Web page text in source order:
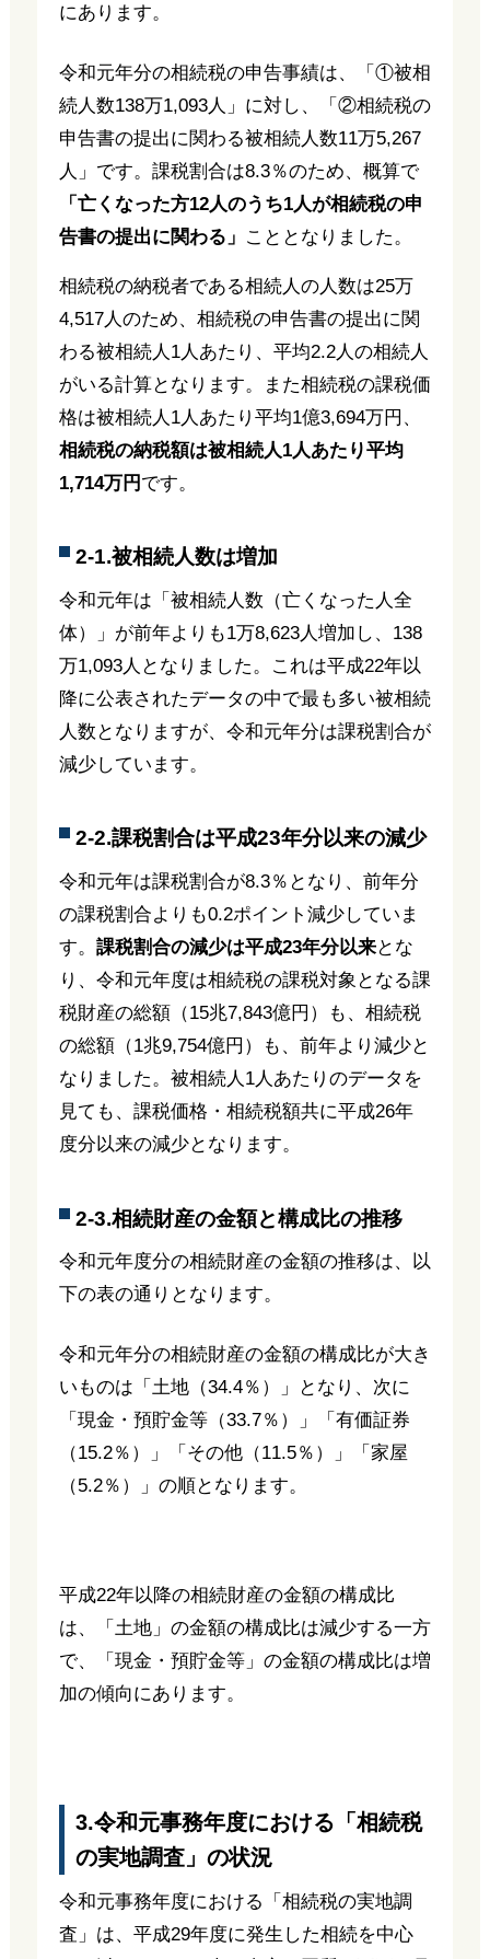
にあります。
令和元年分の相続税の申告事績は、「①被相
続人数138万1,093人」に対し、「②相続税の
申告書の提出に関わる被相続人数11万5,267
人」です。課税割合は8.3％のため、概算で
「亡くなった方12人のうち1人が相続税の申
告書の提出に関わる」 こととなりました。
相続税の納税者である相続人の人数は25万
4,517人のため、相続税の申告書の提出に関
わる被相続人1人あたり、平均2.2人の相続人
がいる計算となります。また相続税の課税価
格は被相続人1人あたり平均1億3,694万円、
相続税の納税額は被相続人1人あたり平均
1,714万円 です。
2-1.被相続人数は増加
令和元年は「被相続人数（亡くなった人全
体）」が前年よりも1万8,623人増加し、138
万1,093人となりました。これは平成22年以
降に公表されたデータの中で最も多い被相続
人数となりますが、令和元年分は課税割合が
減少しています。
2-2.課税割合は平成23年分以来の減少
令和元年は課税割合が8.3％となり、前年分
の課税割合よりも0.2ポイント減少していま
す。 課税割合の減少は平成23年分以来とな
り、令和元年度は相続税の課税対象となる課
税財産の総額（15兆7,843億円）も、相続税
の総額（1兆9,754億円）も、前年より減少と
なりました。被相続人1人あたりのデータを
見ても、課税価格・相続税額共に平成26年
度分以来の減少となります。
2-3.相続財産の金額と構成比の推移
令和元年度分の相続財産の金額の推移は、以
下の表の通りとなります。
令和元年分の相続財産の金額の構成比が大き
いものは「土地（34.4％）」となり、次に
「現金・預貯金等（33.7％）」「有価証券
（15.2％）」「その他（11.5％）」「家屋
（5.2％）」の順となります。
平成22年以降の相続財産の金額の構成比
は、「土地」の金額の構成比は減少する一方
で、「現金・預貯金等」の金額の構成比は増
加の傾向にあります。
3.令和元事務年度における「相続税
の実地調査」の状況
令和元事務年度における「相続税の実地調
査」は、平成29年度に発生した相続を中心